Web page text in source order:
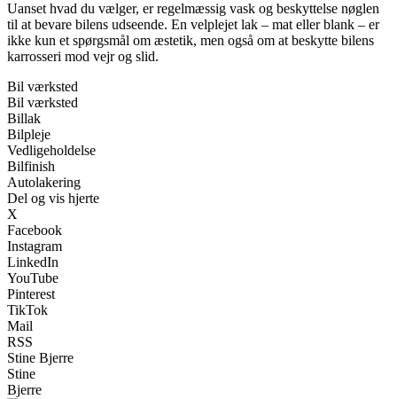
Uanset hvad du vælger, er regelmæssig vask og beskyttelse nøglen
til at bevare bilens udseende. En velplejet lak – mat eller blank – er
ikke kun et spørgsmål om æstetik, men også om at beskytte bilens
karrosseri mod vejr og slid.
Bil værksted
Bil værksted
Billak
Bilpleje
Vedligeholdelse
Bilfinish
Autolakering
Del og vis hjerte
X
Facebook
Instagram
LinkedIn
YouTube
Pinterest
TikTok
Mail
RSS
Stine Bjerre
Stine
Bjerre